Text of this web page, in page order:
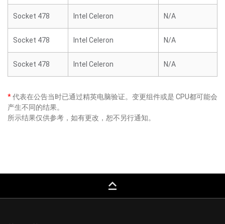
Socket 478 Intel Celeron N/A
Socket 478 Intel Celeron N/A
Socket 478 Intel Celeron N/A
*代表在公告当时已通过精英电脑验证。变更组件或是 CPU都可能会
产生不同的结果。
所示结果仅供参考，如有更改，恕不另行通知。
keyboard_capslock